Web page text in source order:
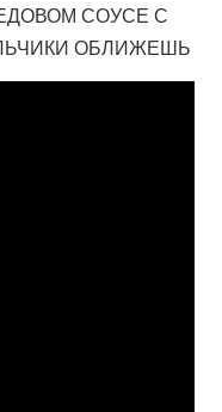
СОУСЕ С
ОБЛИЖЕШЬ